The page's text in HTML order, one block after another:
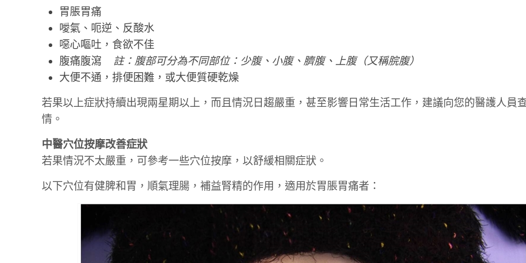
胃脹胃痛
噯氣、呃逆、反酸水
噁心嘔吐，食欲不佳
腹痛腹瀉 註：腹部可分為不同部位：少腹、小腹、臍腹、上腹（又稱脘腹）
大便不通，排便困難，或大便質硬乾燥
若果以上症狀持續出現兩星期以上，而且情況日趨嚴重，甚至影響日常生活工作，建議向您的醫護人員
情。
中醫穴位按摩改善症狀
若果情況不太嚴重，可參考一些穴位按摩，以舒緩相關症狀。
以下穴位有健脾和胃，順氣理腸，補益腎精的作用，適用於胃脹胃痛者：